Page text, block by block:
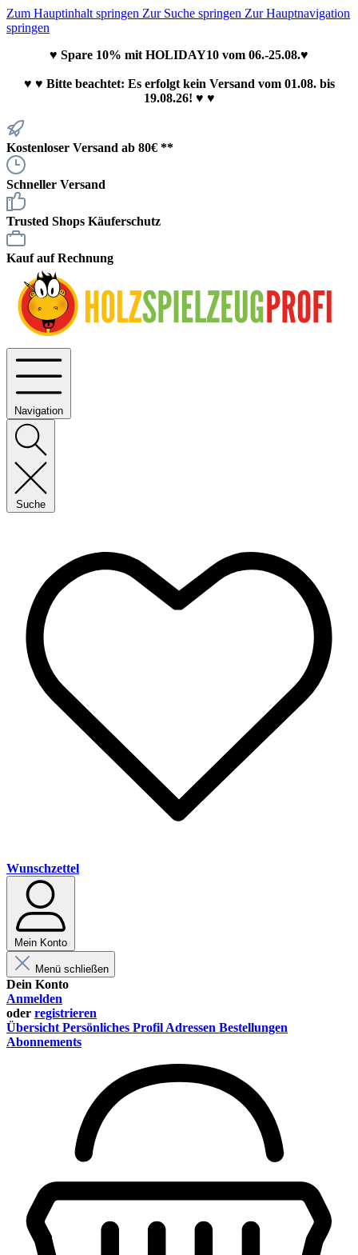
Zum Hauptinhalt springen Zur Suche springen Zur Hauptnavigation
springen
♥ Spare 10% mit HOLIDAY10 vom 06.-25.08.♥
♥ ♥ Bitte beachtet: Es erfolgt kein Versand vom 01.08. bis
19.08.26! ♥ ♥
Kostenloser Versand ab 80€ **
Schneller Versand
Trusted Shops Käuferschutz
Kauf auf Rechnung
Navigation
Suche
Wunschzettel
Mein Konto
Menü schließen
Dein Konto
Anmelden
oder registrieren
Übersicht Persönliches Profil Adressen Bestellungen
Abonnements